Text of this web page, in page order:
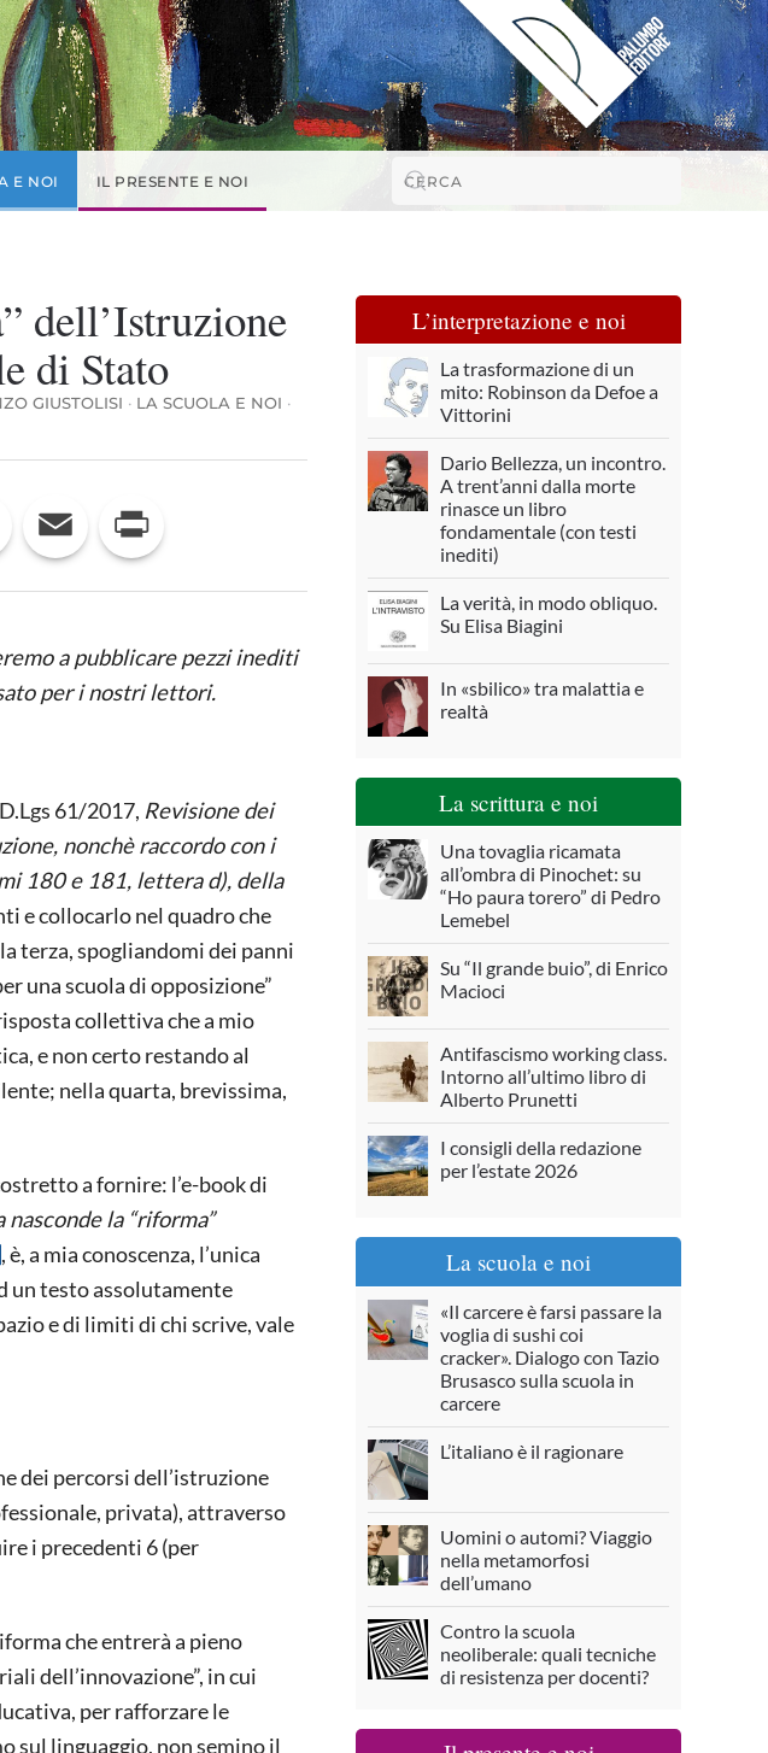
E NOI IL PRESENTE E NOI
dell’Istruzione
di Stato
GIUSTOLISI · LA SCUOLA E NOI ·
WhatsApp Email
a pubblicare pezzi inediti
per i nostri lettori.
61/2017, Revisione dei
nonchè raccordo con i
180 e 181, lettera d), della
e collocarlo nel quadro che
terza, spogliandomi dei panni
una scuola di opposizione”
collettiva che a mio
e non certo restando al
nella quarta, brevissima,
a fornire: l’e-book di
la “riforma”
, è, a mia conoscenza, l’unica
un testo assolutamente
e di limiti di chi scrive, vale
dei percorsi dell’istruzione
privata), attraverso
i precedenti 6 (per
che entrerà a pieno
dell’innovazione”, in cui
per rafforzare le
sul linguaggio, non semino il
L’interpretazione e noi
La trasformazione di un
mito: Robinson da Defoe a
Vittorini
Dario Bellezza, un incontro.
A trent’anni dalla morte
rinasce un libro
fondamentale (con testi
inediti)
La verità, in modo obliquo.
Su Elisa Biagini
In «sbilico» tra malattia e
realtà
La scrittura e noi
Una tovaglia ricamata
all’ombra di Pinochet: su
“Ho paura torero” di Pedro
Lemebel
Su “Il grande buio”, di Enrico
Macioci
Antifascismo working class.
Intorno all’ultimo libro di
Alberto Prunetti
I consigli della redazione
per l’estate 2026
La scuola e noi
«Il carcere è farsi passare la
voglia di sushi coi
cracker». Dialogo con Tazio
Brusasco sulla scuola in
carcere
L’italiano è il ragionare
Uomini o automi? Viaggio
nella metamorfosi
dell’umano
Contro la scuola
neoliberale: quali tecniche
di resistenza per docenti?